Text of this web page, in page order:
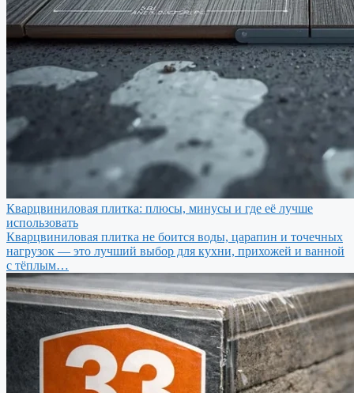
Кварцвиниловая плитка: плюсы, минусы и где её лучше
использовать
Кварцвиниловая плитка не боится воды, царапин и точечных
нагрузок — это лучший выбор для кухни, прихожей и ванной
с тёплым…